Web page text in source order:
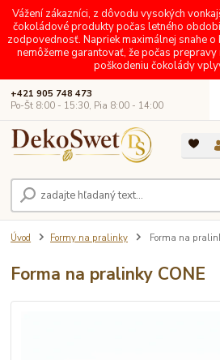
Vážení zákazníci, z dôvodu vysokých
čokoládové produkty počas letného
zodpovednosť. Napriek maximálnej snahe
nemôžeme garantovať, že počas
poškodeniu čokolády
+421 905 748 473
Po-Št 8:00 - 15:30, Pia 8:00 - 14:00
Úvod Formy na pralinky Forma na
Forma na pralinky CONE